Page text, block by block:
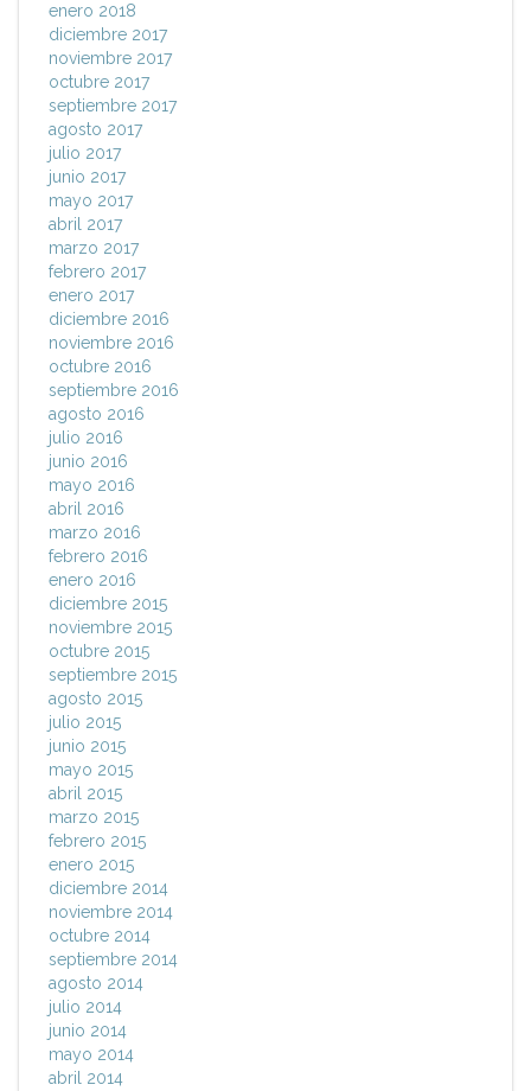
enero 2018
diciembre 2017
noviembre 2017
octubre 2017
septiembre 2017
agosto 2017
julio 2017
junio 2017
mayo 2017
abril 2017
marzo 2017
febrero 2017
enero 2017
diciembre 2016
noviembre 2016
octubre 2016
septiembre 2016
agosto 2016
julio 2016
junio 2016
mayo 2016
abril 2016
marzo 2016
febrero 2016
enero 2016
diciembre 2015
noviembre 2015
octubre 2015
septiembre 2015
agosto 2015
julio 2015
junio 2015
mayo 2015
abril 2015
marzo 2015
febrero 2015
enero 2015
diciembre 2014
noviembre 2014
octubre 2014
septiembre 2014
agosto 2014
julio 2014
junio 2014
mayo 2014
abril 2014